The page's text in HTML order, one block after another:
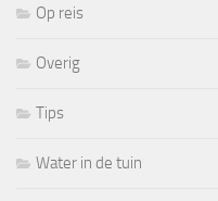
Op reis
Overig
Tips
Water in de tuin